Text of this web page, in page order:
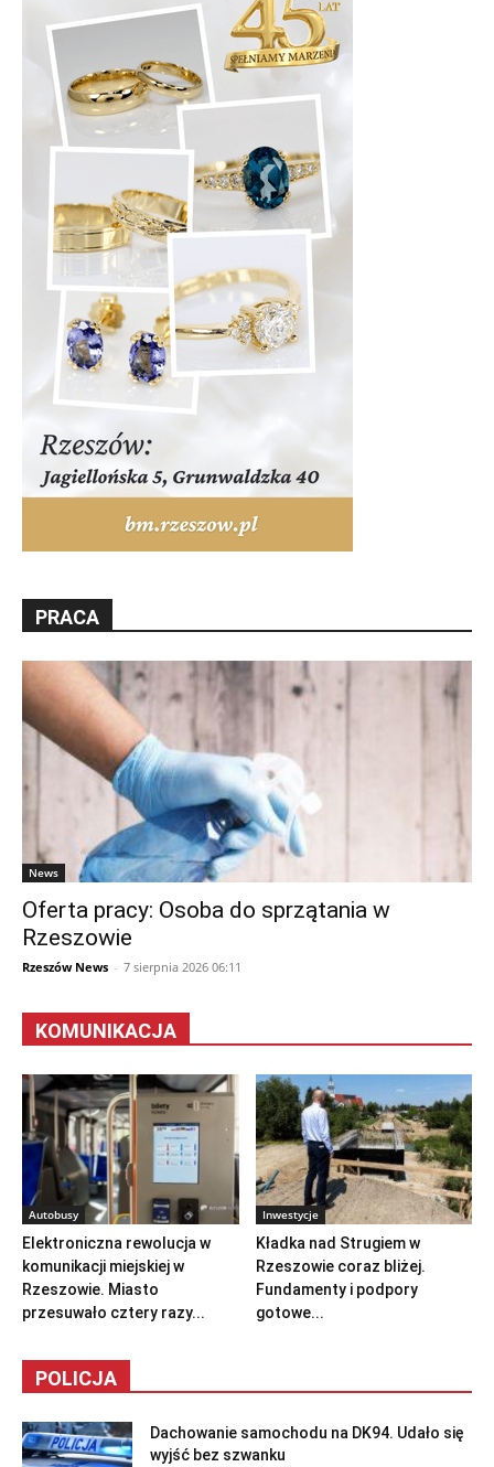
PRACA
News
Oferta pracy: Osoba do sprzątania w
Rzeszowie
Rzeszów News - 7 sierpnia 2026 06:11
KOMUNIKACJA
Autobusy
Elektroniczna rewolucja w
komunikacji miejskiej w
Rzeszowie. Miasto
przesuwało cztery razy...
Inwestycje
Kładka nad Strugiem w
Rzeszowie coraz bliżej.
Fundamenty i podpory
gotowe...
POLICJA
Dachowanie samochodu na DK94. Udało się
wyjść bez szwanku